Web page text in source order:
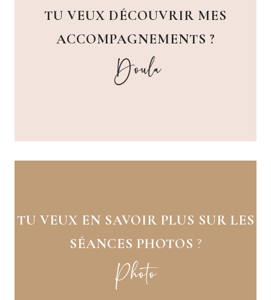
TU VEUX DÉCOUVRIR MES
ACCOMPAGNEMENTS ?
Doula
TU VEUX EN SAVOIR PLUS SUR LES
SÉANCES PHOTOS ?
Photo